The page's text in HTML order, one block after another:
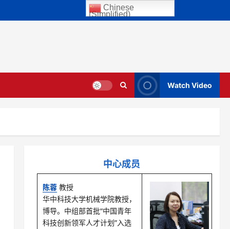
Watch Video
中心成员
陈蓉教授
华中科技大学机械学院教授，
博导。中组部首批“中国青年
科技创新领军人才计划”入选
Chinese
(Simplified)